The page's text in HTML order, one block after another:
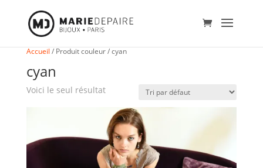
Accueil / Produit couleur/cyan
cyan
Voici le seul résultat